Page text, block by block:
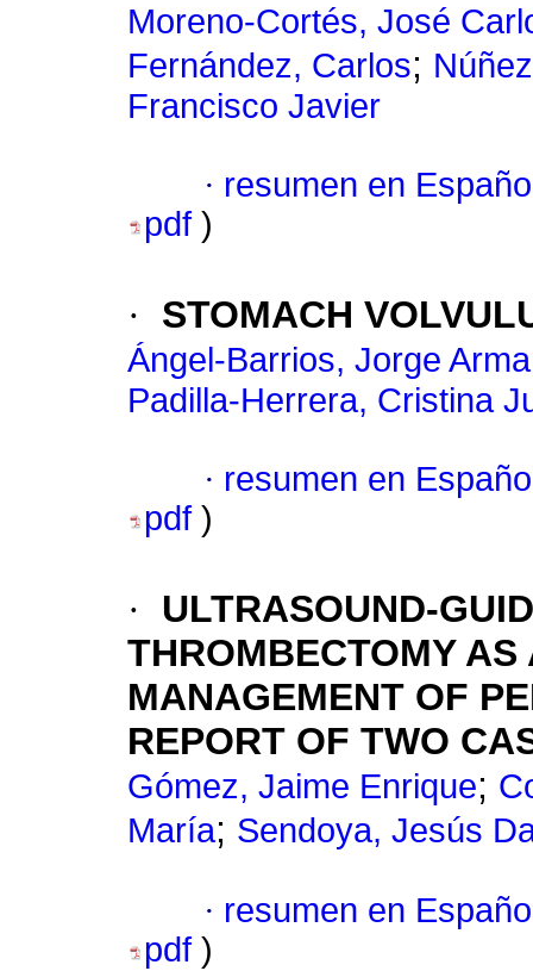
Moreno-Cortés, José
Fernández, Carlos;
Francisco Javier
· resumen en
pdf )
· STOMACH
Ángel-Barrios, Jorge
Padilla-Herrera, Cristina
· resumen en
pdf )
·
ULTRASOUND-
THROMBECTOMY
MANAGEMENT OF
REPORT OF TWO
Gómez, Jaime Enrique;
María; Sendoya, Jesús
· resumen en
pdf )